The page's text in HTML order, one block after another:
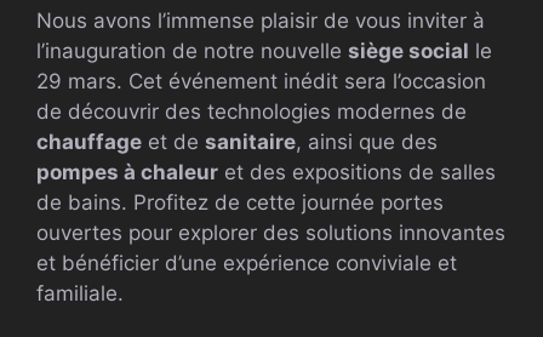
Nous avons l’immense plaisir de vous inviter à
l’inauguration de notre nouvelle siège social le
29 mars. Cet événement inédit sera l’occasion
de découvrir des technologies modernes de
chauffage et de sanitaire, ainsi que des
pompes à chaleur et des expositions de salles
de bains. Profitez de cette journée portes
ouvertes pour explorer des solutions innovantes
et bénéficier d’une expérience conviviale et
familiale.